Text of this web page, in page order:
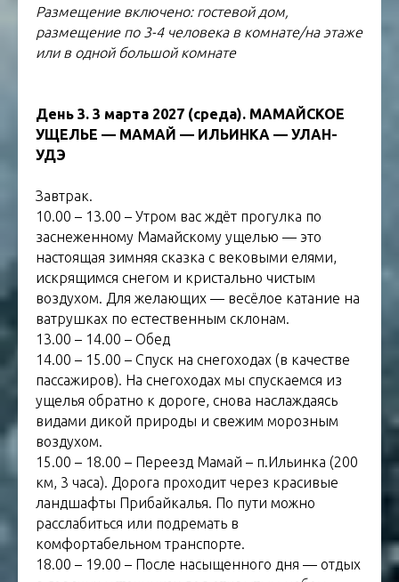
Размещение включено: гостевой дом,
размещение по 3-4 человека в комнате/на этаже
или в одной большой комнате
День 3. 3 марта 2027 (среда). МАМАЙСКОЕ
УЩЕЛЬЕ — МАМАЙ — ИЛЬИНКА — УЛАН-
УДЭ
Завтрак.
10.00 – 13.00 – Утром вас ждёт прогулка по
заснеженному Мамайскому ущелью — это
настоящая зимняя сказка с вековыми елями,
искрящимся снегом и кристально чистым
воздухом. Для желающих — весёлое катание на
ватрушках по естественным склонам.
13.00 – 14.00 – Обед
14.00 – 15.00 – Спуск на снегоходах (в качестве
пассажиров). На снегоходах мы спускаемся из
ущелья обратно к дороге, снова наслаждаясь
видами дикой природы и свежим морозным
воздухом.
15.00 – 18.00 – Переезд Мамай – п.Ильинка (200
км, 3 часа). Дорога проходит через красивые
ландшафты Прибайкалья. По пути можно
расслабиться или подремать в
комфортабельном транспорте.
18.00 – 19.00 – После насыщенного дня — отдых